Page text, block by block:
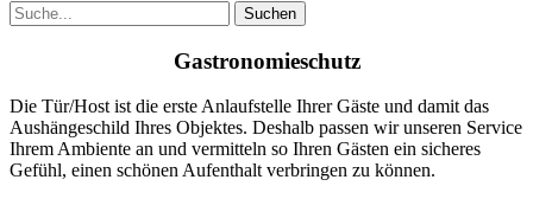
Gastronomieschutz
Die Tür/Host ist die erste Anlaufstelle Ihrer Gäste und damit das
Aushängeschild Ihres Objektes. Deshalb passen wir unseren Service
Ihrem Ambiente an und vermitteln so Ihren Gästen ein sicheres
Gefühl, einen schönen Aufenthalt verbringen zu können.